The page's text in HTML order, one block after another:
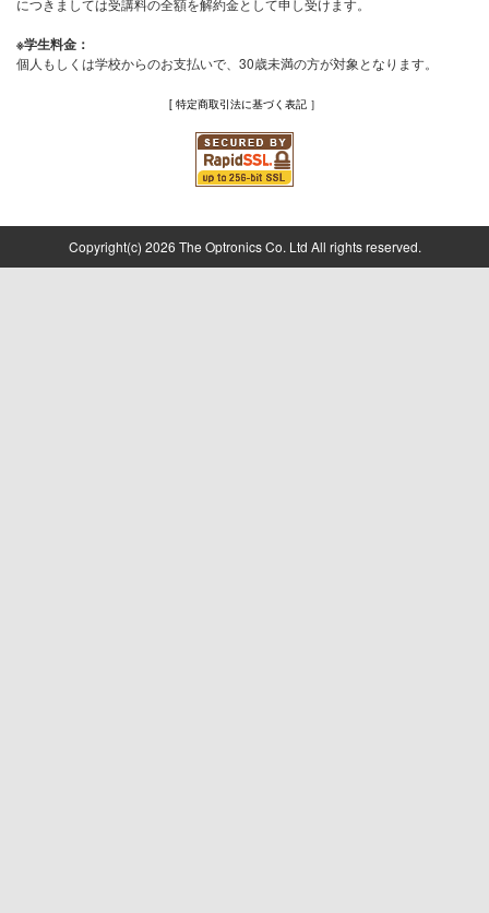
につきましては受講料の全額を解約金として申し受けます。
※学生料金：
個人もしくは学校からのお支払いで、30歳未満の方が対象となります。
[ 特定商取引法に基づく表記 ］
Copyright(c) 2026 The Optronics Co. Ltd All rights reserved.